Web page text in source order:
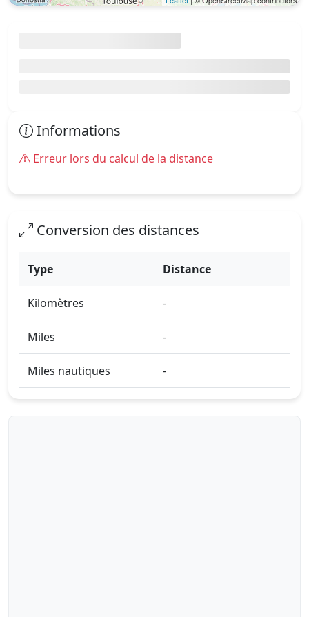
Informations
Erreur lors du calcul de la distance
Conversion des distances
Type Distance
Kilomètres -
Miles -
Miles nautiques -